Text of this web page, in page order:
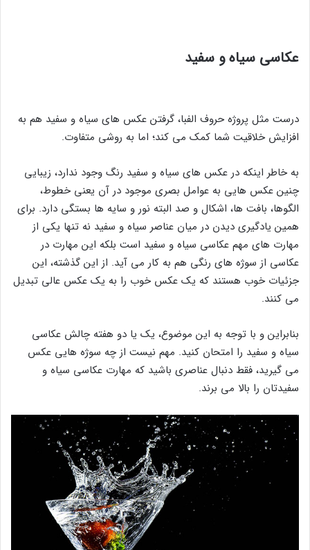
عکاسی سیاه و سفید
درست مثل پروژه حروف الفبا، گرفتن عکس های سیاه و سفید هم به
افزایش خلاقیت شما کمک می کند؛ اما به روشی متفاوت.
به خاطر اینکه در عکس های سیاه و سفید رنگ وجود ندارد، زیبایی
چنین عکس هایی به عوامل بصری موجود در آن یعنی خطوط،
الگوها، بافت ها، اشکال و صد البته نور و سایه ها بستگی دارد. برای
همین یادگیری دیدن در میان عناصر سیاه و سفید نه تنها یکی از
مهارت های مهم عکاسی سیاه و سفید است بلکه این مهارت در
عکاسی از سوژه های رنگی هم به کار می آید. از این گذشته، این
جزئیات خوب هستند که یک عکس خوب را به یک عکس عالی تبدیل
می کنند.
بنابراین و با توجه به این موضوع، یک یا دو هفته چالش عکاسی
سیاه و سفید را امتحان کنید. مهم نیست از چه سوژه هایی عکس
می گیرید، فقط دنبال عناصری باشید که مهارت عکاسی سیاه و
سفیدتان را بالا می برند.